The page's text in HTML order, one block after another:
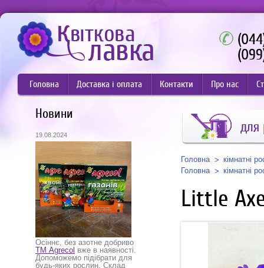
Головна Доставка і оплата Контакти Про нас
Новини
19.08.2024
Осіннє, без азотне добриво
ТМ Agrecol вже в наявності.
Допоможемо підібрати для
будь-яких рослин. Склад
для
Головна
кімнатні
Головна
кімнатні
Little